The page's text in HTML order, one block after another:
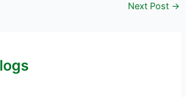
Next Post →